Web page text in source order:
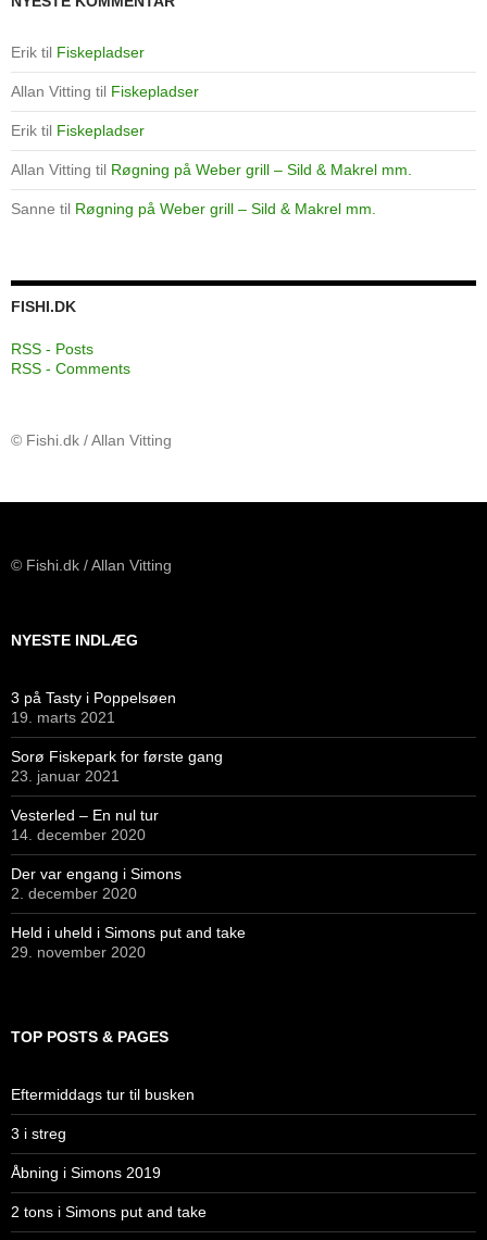
Erik til Fiskepladser
Allan Vitting til Fiskepladser
Erik til Fiskepladser
Allan Vitting til Røgning på Weber grill – Sild & Makrel mm.
Sanne til Røgning på Weber grill – Sild & Makrel mm.
FISHI.DK
RSS - Posts
RSS - Comments
© Fishi.dk / Allan Vitting
© Fishi.dk / Allan Vitting
NYESTE INDLÆG
3 på Tasty i Poppelsøen
19. marts 2021
Sorø Fiskepark for første gang
23. januar 2021
Vesterled – En nul tur
14. december 2020
Der var engang i Simons
2. december 2020
Held i uheld i Simons put and take
29. november 2020
TOP POSTS & PAGES
Eftermiddags tur til busken
3 i streg
Åbning i Simons 2019
2 tons i Simons put and take